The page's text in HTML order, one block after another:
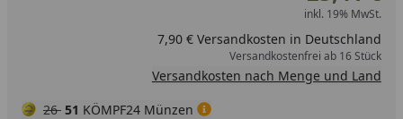
inkl. 19% MwSt.
7,90 € Versandkosten in Deutschland
Versandkostenfrei ab 16 Stück
Versandkosten nach Menge und Land
26 51 KÖMPF24 Münzen